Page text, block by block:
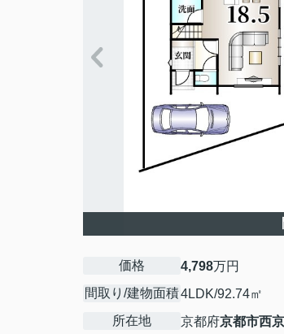
価格 4,798万円
間取り/建物面積4LDK/92.74㎡
所在地
京都府京都市西